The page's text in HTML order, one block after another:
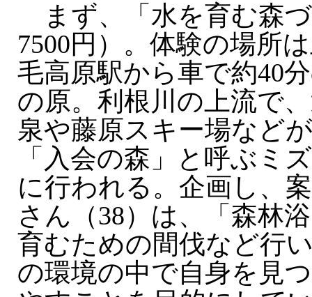
まず、「水を育む森
7500円）。体験の場所
毛高原駅から車で約40
の原。利根川の上流で
泉や藤原スキー場など
「入会の森」と呼ぶミ
に行われる。企画し、
さん（38）は、「森林
育むための間伐など行
の環境の中で自身を見